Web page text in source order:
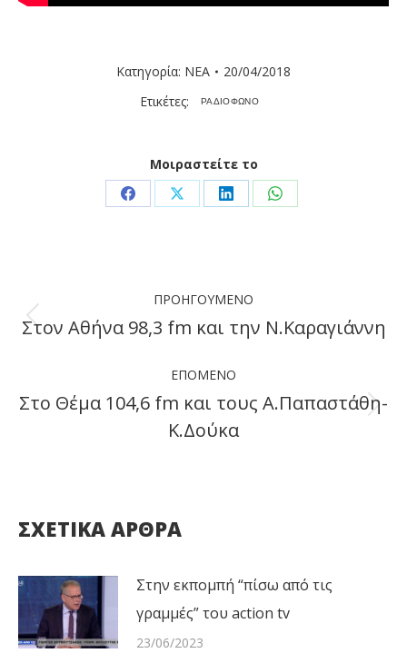
Κατηγορία: ΝΕΑ
20/04/2018
Ετικέτες:
ΡΑΔΙΟΦΩΝΟ
Μοιραστείτε το
Share Share Share Share
navigation
ΠΡΟΗΓΟΎΜΕΝΟ
Previous
Στον Αθήνα 98,3 fm και την Ν.Καραγιάννη
ΕΠΌΜΕΝΟ
Next
Στο Θέμα 104,6 fm και τους Α.Παπαστάθη-
Κ.Δούκα
ΣΧΕΤΙΚΑ ΑΡΘΡΑ
Στην εκπομπή “πίσω από τις
γραμμές” του action tv
23/06/2023